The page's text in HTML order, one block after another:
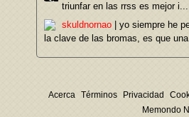
triunfar en las rrss es mejor i...
skuldnornao | yo siempre he
la clave de las bromas, es que
Acerca Términos Privacidad
Memondo